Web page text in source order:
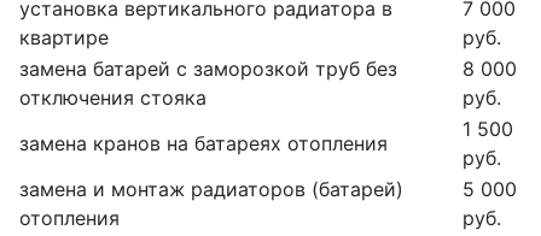
установка вертикального радиатора в
квартире
7 000
руб.
замена батарей с заморозкой труб без
отключения стояка
8 000
руб.
замена кранов на батареях отопления
1 500
руб.
замена и монтаж радиаторов (батарей)
отопления
5 000
руб.